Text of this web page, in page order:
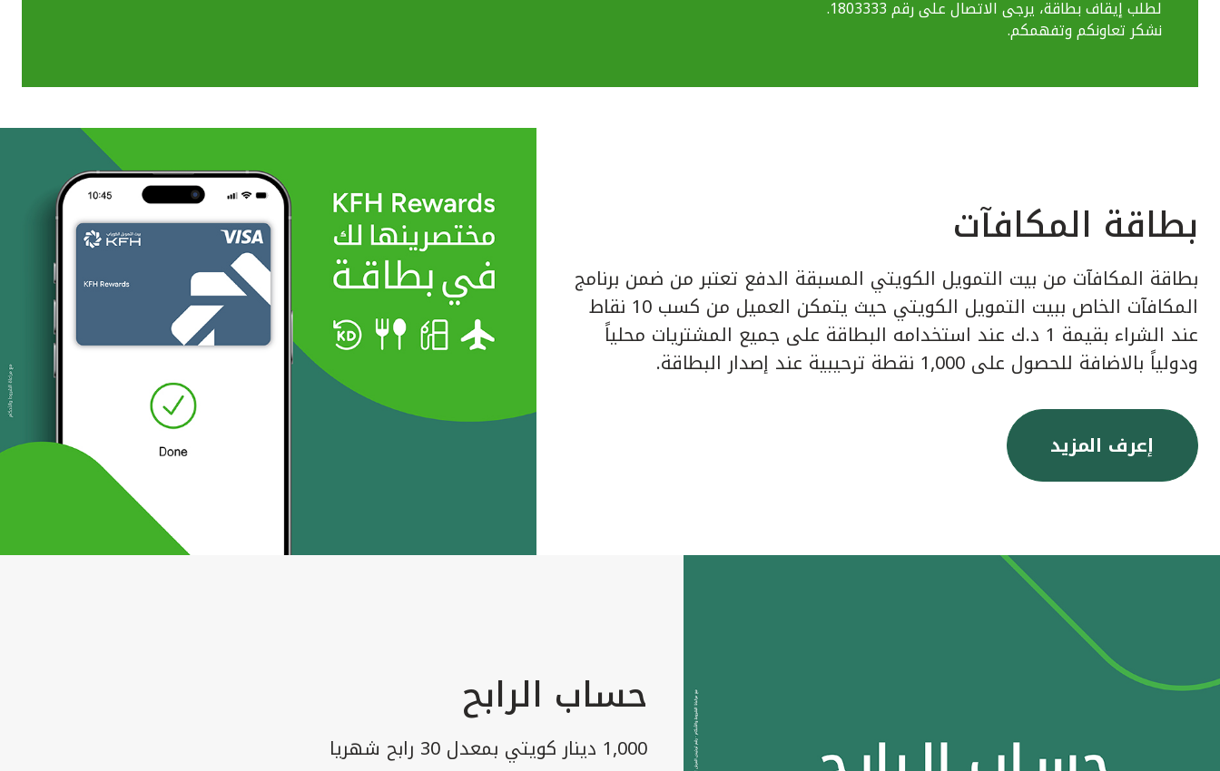
لطلب إيقاف بطاقة، يرجى الاتصال على رقم 1803333.
نشكر تعاونكم وتفهمكم.
بطاقة المكافآت
بطاقة المكافآت من بيت التمويل الكويتي المسبقة الدفع تعتبر من ضمن برنامج
المكافآت الخاص ببيت التمويل الكويتي حيث يتمكن العميل من كسب 10 نقاط
عند الشراء بقيمة 1 د.ك عند استخدامه البطاقة على جميع المشتريات محلياً
ودولياً بالاضافة للحصول على 1,000 نقطة ترحيبية عند إصدار البطاقة.
إعرف المزيد
حساب الرابح
1,000 دينار كويتي بمعدل 30 رابح شهريا